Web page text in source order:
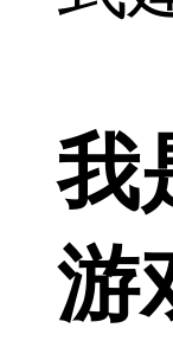
我
游